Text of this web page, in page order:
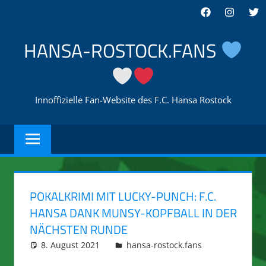
springen
Facebook
HANSA-ROSTOCK.FANS
Innoffizielle Fan-Website des F.C. Hansa Rostock
POKALKRIMI MIT LUCKY-PUNCH: F.C.
HANSA DANK MUNSY-KOPFBALL IN DER
NÄCHSTEN RUNDE
8. August 2021 integromat
hansa-rostock.fans